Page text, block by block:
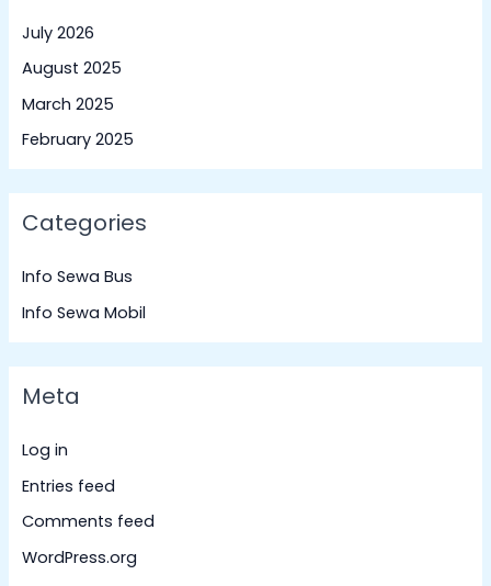
July 2026
August 2025
March 2025
February 2025
Categories
Info Sewa Bus
Info Sewa Mobil
Meta
Log in
Entries feed
Comments feed
WordPress.org